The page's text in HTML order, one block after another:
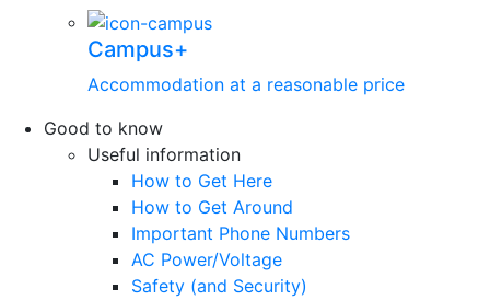
Campus+
Accommodation at a reasonable price
Good to know
Useful information
How to Get Here
How to Get Around
Important Phone Numbers
AC Power/Voltage
Safety (and Security)